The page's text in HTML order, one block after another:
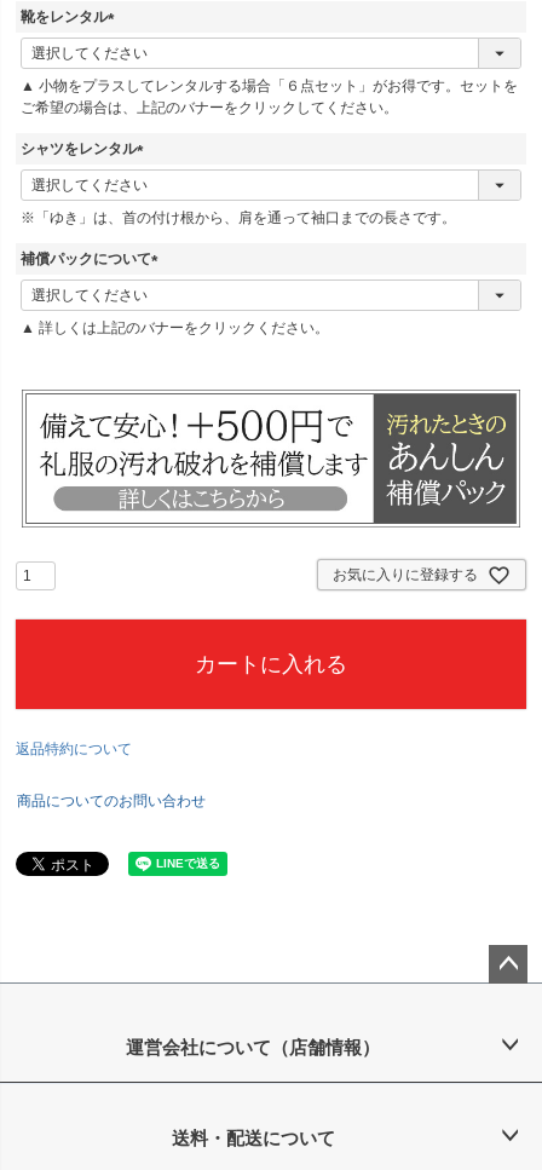
靴をレンタル
(
必
須
)
▲ 小物をプラスしてレンタルする場合「６点セット」がお得です。セットを
ご希望の場合は、上記のバナーをクリックしてください。
シャツをレンタル
(
必
須
※「ゆき」は、首の付け根から、肩を通って袖口までの長さです。
補償パックについて
(
必
須
▲ 詳しくは上記のバナーをクリックください。
お気に入りに登録する
カートに入れる
返品特約について
商品についてのお問い合わせ
ップ
運営会社について（店舗情報）
送料・配送について